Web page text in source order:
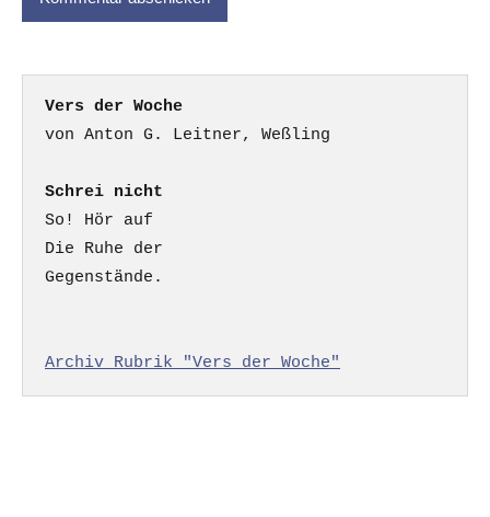
Vers der Woche
Schrei nicht
So! Hör auf
Die Ruhe der
Gegenstände.
Archiv Rubrik "Vers der Woche"